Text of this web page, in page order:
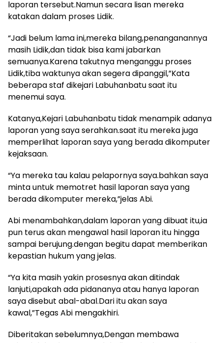
laporan tersebut.Namun secara lisan mereka
katakan dalam proses Lidik.
“Jadi belum lama ini,mereka bilang,penanganannya
masih Lidik,dan tidak bisa kami jabarkan
semuanya.Karena takutnya menganggu proses
Lidik,tiba waktunya akan segera dipanggil,”Kata
beberapa staf dikejari Labuhanbatu saat itu
menemui saya.
Katanya,Kejari Labuhanbatu tidak menampik adanya
laporan yang saya serahkan.saat itu mereka juga
memperlihat laporan saya yang berada dikomputer
kejaksaan.
“Ya mereka tau kalau pelapornya saya.bahkan saya
minta untuk memotret hasil laporan saya yang
berada dikomputer mereka,”jelas Abi.
Abi menambahkan,dalam laporan yang dibuat itu,ia
pun terus akan mengawal hasil laporan itu hingga
sampai berujung.dengan begitu dapat memberikan
kepastian hukum yang jelas.
“Ya kita masih yakin prosesnya akan ditindak
lanjuti,apakah ada pidananya atau hanya laporan
saya disebut abal-abal.Dari itu akan saya
kawal,”Tegas Abi mengakhiri.
Diberitakan sebelumnya,Dengan membawa